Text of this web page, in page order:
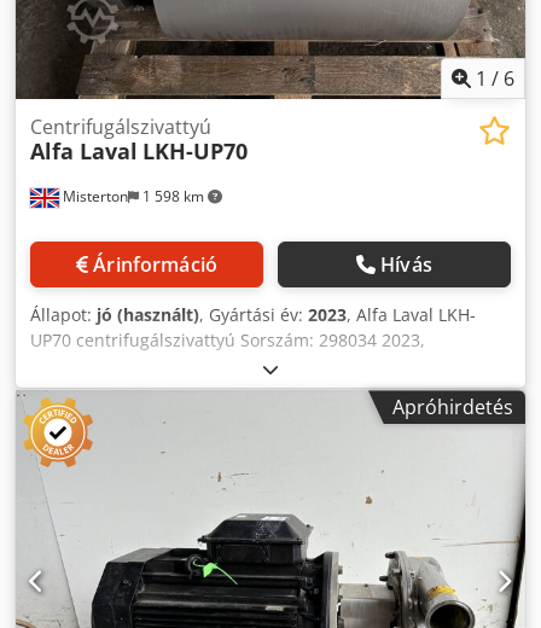
1 / 6
Misterton 1 598 km
Centrifugálszivattyú
Alfa Laval LKH-UP70
Árinformáció Hívás
Állapot: jó (használt), Gyártási év: 2023, Alfa Laval LKH-
UP70 centrifugálszivattyú Sorszám: 298034 2023,
Rozsdamentes centrifugálszivattyú, 22Kw motor, 3Ph
Dkedpfxeu N Hz So Ailsr
Apróhirdetés